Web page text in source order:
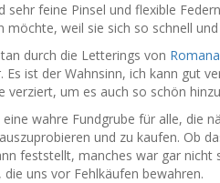
sehr feine Pinsel und flexible
möchte, weil sie sich so schnell
durch die Letterings von
Es ist der Wahnsinn, ich kann gut
verziert, um es auch so schön
eine wahre Fundgrube für alle, die
und zu kaufen. Ob
feststellt, manches war gar nicht
uns vor Fehlkäufen bewahren.